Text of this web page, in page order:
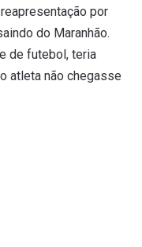
por
do Maranhão.
de futebol, teria
atleta não chegasse